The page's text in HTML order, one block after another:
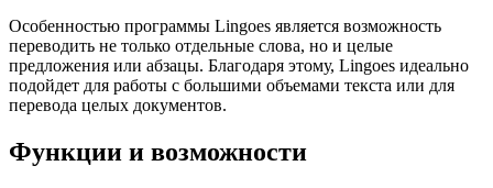
Особенностью программы Lingoes является возможность
переводить не только отдельные слова, но и целые
предложения или абзацы. Благодаря этому, Lingoes идеально
подойдет для работы с большими объемами текста или для
перевода целых документов.
Функции и возможности